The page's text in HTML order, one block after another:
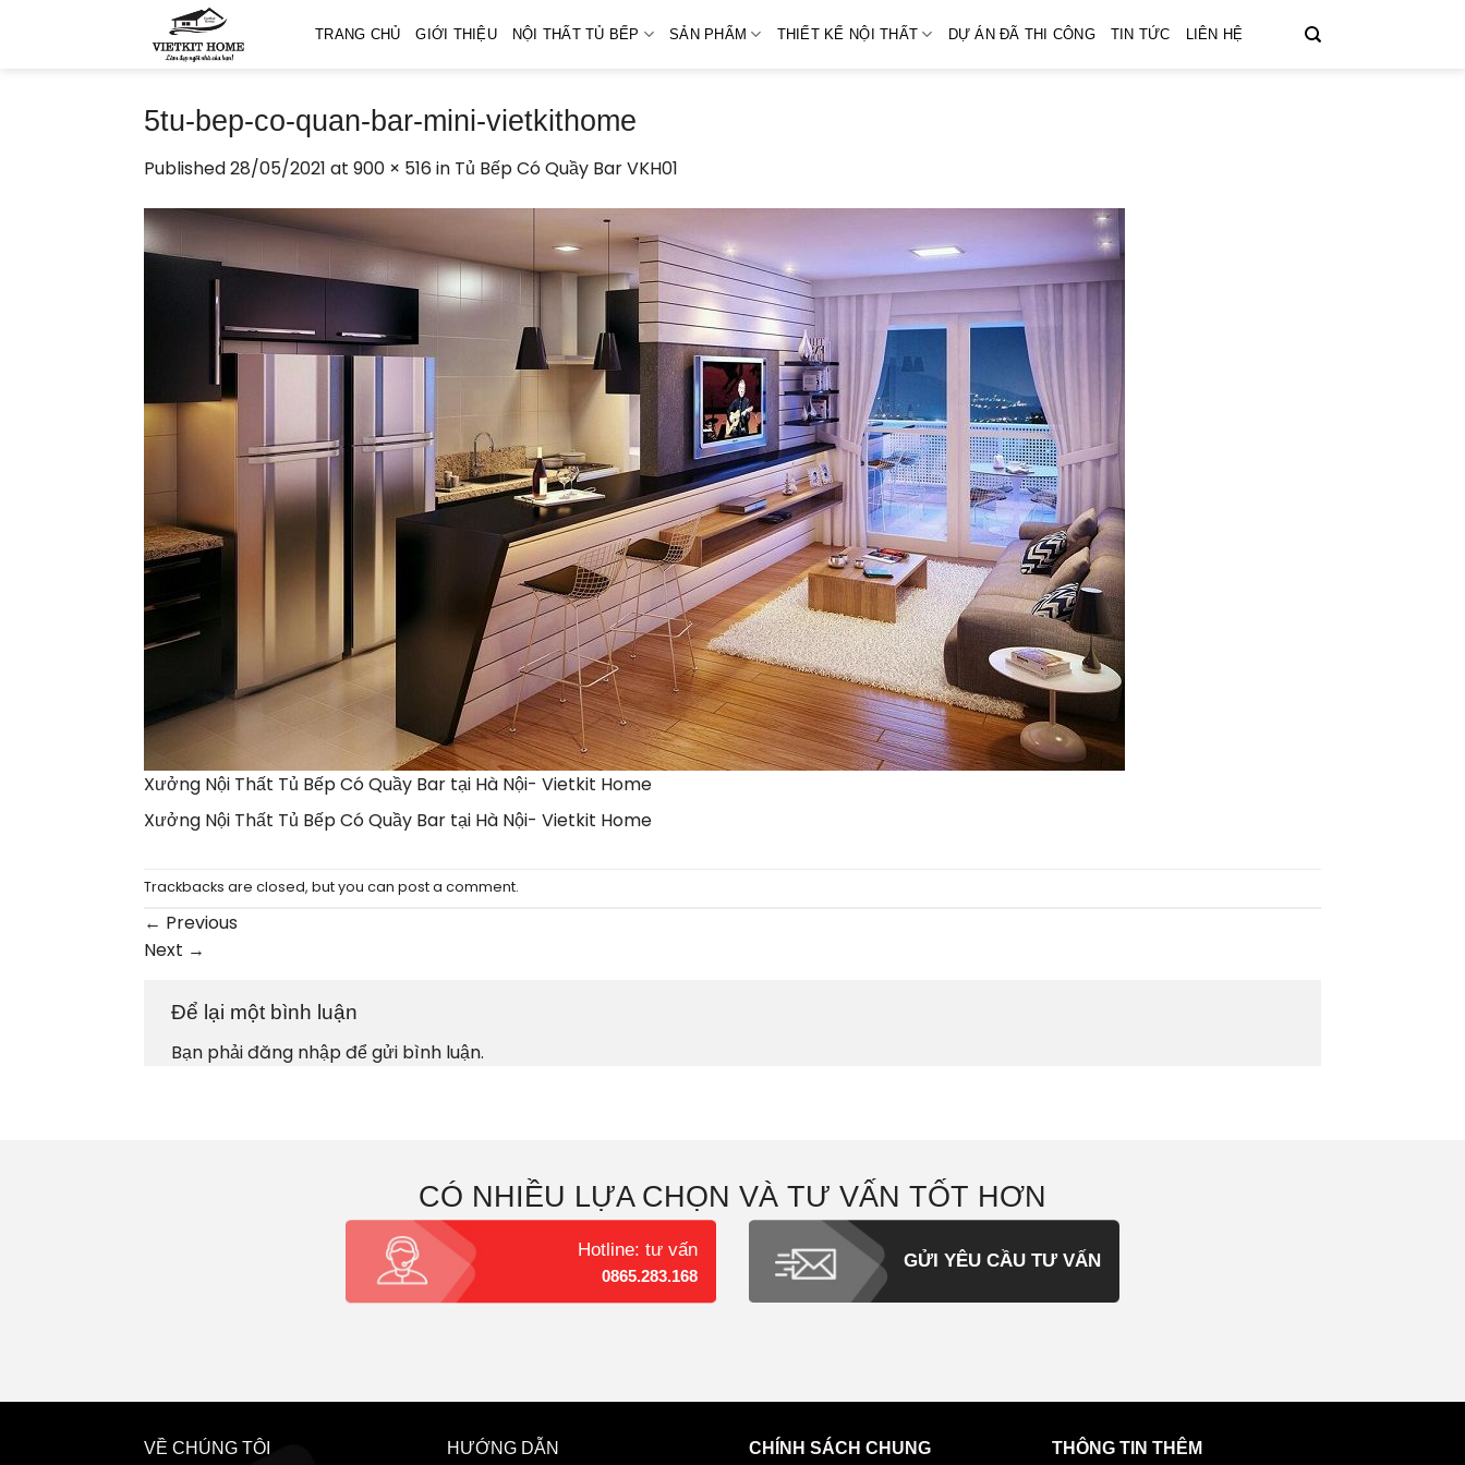
TRANG CHỦ GIỚI THIỆU NỘI THẤT TỦ BẾP SẢN PHẨM THIẾT KẾ NỘI THẤT DỰ ÁN ĐÃ THI CÔNG TIN TỨC LIÊN HỆ
5tu-bep-co-quan-bar-mini-vietkithome
Published28/05/2021 at 900 × 516 in Tủ Bếp Có Quầy Bar VKH01
Xưởng Nội Thất Tủ Bếp Có Quầy Bar tại Hà Nội- Vietkit Home
Xưởng Nội Thất Tủ Bếp Có Quầy Bar tại Hà Nội- Vietkit Home
Trackbacks are closed, but you can post a comment.
← Previous
Next →
Để lại một bình luận
Bạn phảiđăng nhậpđể gửi bình luận.
CÓ NHIỀU LỰA CHỌN VÀ TƯ VẤN TỐT HƠN
Hotline: tư vấn
0865.283.168
GỬI YÊU CẦU TƯ VẤN
VỀ CHÚNG TÔI HƯỚNG DẪN CHÍNH SÁCH CHUNG THÔNG TIN THÊM